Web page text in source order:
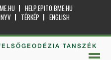
HELP.EPITO.BME.HU
TÉRKÉP
ENGLISH
TANSZÉK